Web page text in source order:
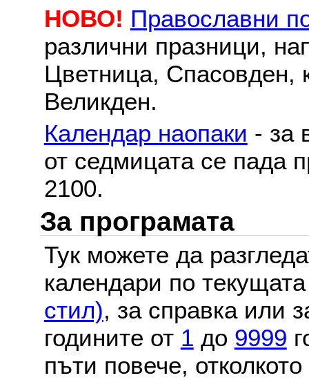
НОВО! Православни
различни празници,
Цветница, Спасовден,
Великден.
Календар наопаки - за
от седмицата се пада
2100.
За програмата
Тук можете да
календари по
стил), за справка или
годините от 1 до 9999
пъти повече,